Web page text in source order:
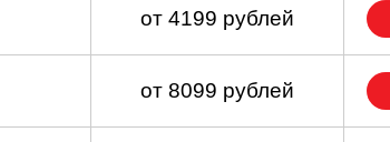
от 4199 рублей
от 8099 рублей